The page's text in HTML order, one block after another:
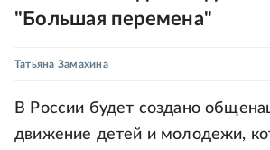
"Большая перемена"
Татьяна Замахина
В России будет создано
движение детей и молодежи,